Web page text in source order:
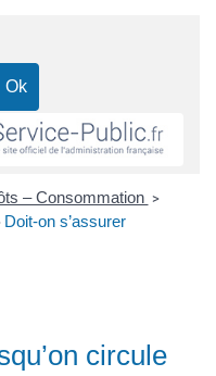
– Consommation >
Doit-on s’assurer
circule